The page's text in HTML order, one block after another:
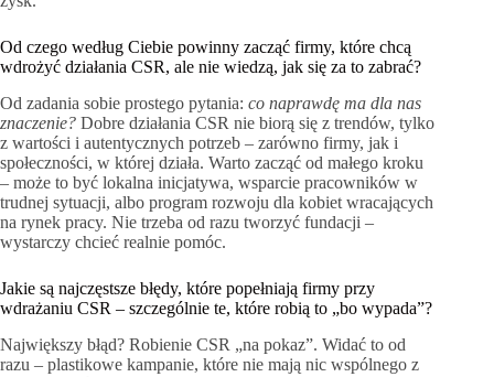
Od czego według Ciebie powinny zacząć firmy, które chcą
wdrożyć działania CSR, ale nie wiedzą, jak się za to zabrać?
Od zadania sobie prostego pytania: co naprawdę ma dla nas
znaczenie? Dobre działania CSR nie biorą się z trendów, tylko
z wartości i autentycznych potrzeb – zarówno firmy, jak i
społeczności, w której działa. Warto zacząć od małego kroku
– może to być lokalna inicjatywa, wsparcie pracowników w
trudnej sytuacji, albo program rozwoju dla kobiet wracających
na rynek pracy. Nie trzeba od razu tworzyć fundacji –
wystarczy chcieć realnie pomóc.
Jakie są najczęstsze błędy, które popełniają firmy przy
wdrażaniu CSR – szczególnie te, które robią to „bo wypada”?
Największy błąd? Robienie CSR „na pokaz”. Widać to od
razu – plastikowe kampanie, które nie mają nic wspólnego z